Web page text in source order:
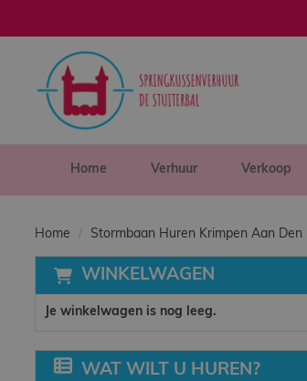
Home Verhuur Verkoop
sluiten
Home
Over ons
Veilig spelen
Home Stormbaan Huren Krimpen Aan Den
WINKELWAGEN
Je winkelwagen is nog leeg.
WAT WILT U HUREN?